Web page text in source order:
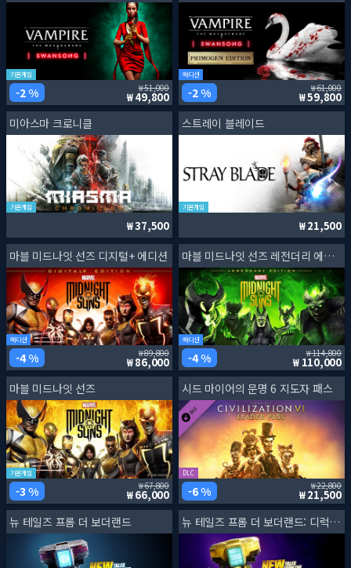
기본게임
2 % 51,000
49,800
에디션
2 % 61,000
59,800
미아스마 크로니클
기본게임
37,500
스트레이 블레이드
기본게임
21,500
마블 미드나잇 선즈 디지털+ 에디션
에디션
4 % 89,800
86,000
마블 미드나잇 선즈 레전더리 에디션
에디션
4 % 114,800
110,000
마블 미드나잇 선즈
기본게임
3 % 67,800
66,000
시드 마이어의 문명 6 지도자 패스
DLC
6 % 22,800
21,500
뉴 테일즈 프롬 더 보더랜드 뉴 테일즈 프롬 더 보더랜드: 디럭스 에디션